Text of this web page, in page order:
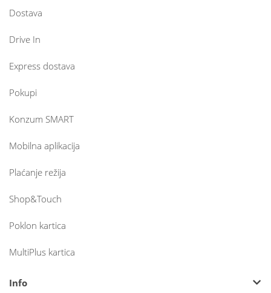
Dostava
Drive In
Express dostava
Pokupi
Konzum SMART
Mobilna aplikacija
Plaćanje režija
Shop&Touch
Poklon kartica
MultiPlus kartica
Info